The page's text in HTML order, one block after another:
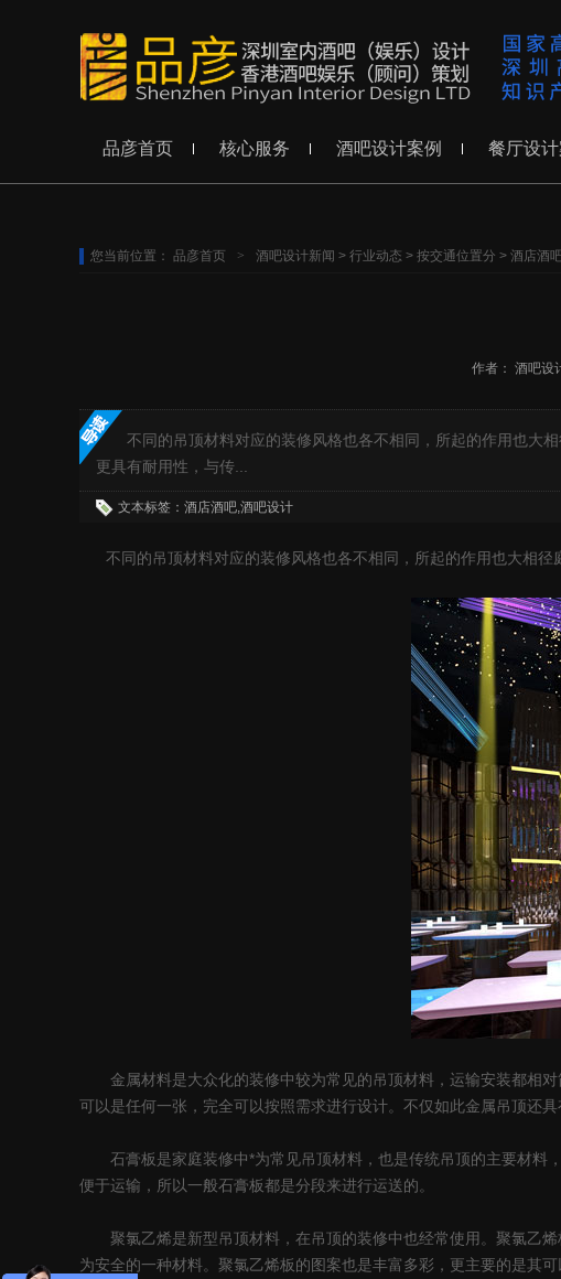
品彦首页 核心服务 酒吧设计案例 餐厅设计
您当前位置： 品彦首页 > 酒吧设计新闻 > 行业动态 > 按交通位置分 > 酒店酒
作者： 酒吧设
不同的吊顶材料对应的装修风格也各不相同，所起的作用也
更具有耐用性，与传...
文本标签：酒店酒吧,酒吧设计
不同的吊顶材料对应的装修风格也各不相同，所起的作用也大相径
金属材料是大众化的装修中较为常见的吊顶材料，运输安装都相对
可以是任何一张，完全可以按照需求进行设计。不仅如此金属吊顶还
石膏板是家庭装修中*为常见吊顶材料，也是传统吊顶的主要材料
便于运输，所以一般石膏板都是分段来进行运送的。
聚氯乙烯是新型吊顶材料，在吊顶的装修中也经常使用。聚氯乙烯
为安全的一种材料。聚氯乙烯板的图案也是丰富多彩，更主要的是其